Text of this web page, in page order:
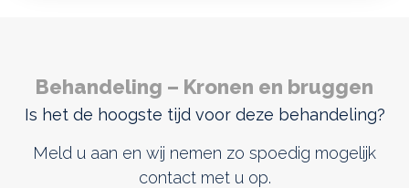
Behandeling – Kronen en bruggen
Is het de hoogste tijd voor deze behandeling?
Meld u aan en wij nemen zo spoedig mogelijk
contact met u op.